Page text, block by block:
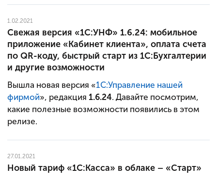
1.02.2021
Свежая версия «1С:УНФ» 1.6.24: мобильное
приложение «Кабинет клиента», оплата счета
по QR-коду, быстрый старт из 1С:Бухгалтерии
и другие возможности
Вышла новая версия «1С:Управление нашей
фирмой», редакция 1.6.24. Давайте посмотрим,
какие полезные возможности появились в этом
релизе.
27.01.2021
Новый тариф «1C:Касса» в облаке – «Старт»